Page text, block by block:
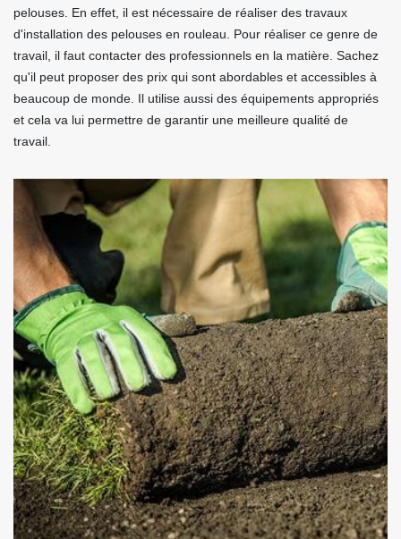
pelouses. En effet, il est nécessaire de réaliser des travaux
d'installation des pelouses en rouleau. Pour réaliser ce genre de
travail, il faut contacter des professionnels en la matière. Sachez
qu'il peut proposer des prix qui sont abordables et accessibles à
beaucoup de monde. Il utilise aussi des équipements appropriés
et cela va lui permettre de garantir une meilleure qualité de
travail.